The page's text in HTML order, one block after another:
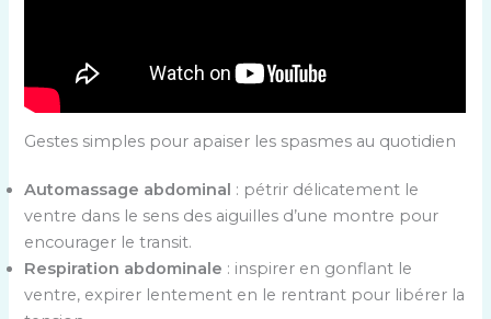
Gestes simples pour apaiser les spasmes au quotidien
Automassage abdominal : pétrir délicatement le
ventre dans le sens des aiguilles d’une montre pour
encourager le transit.
Respiration abdominale : inspirer en gonflant le
ventre, expirer lentement en le rentrant pour libérer la